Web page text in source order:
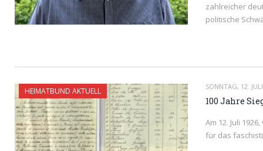
zahlreicher
politische
HEIMATBUND AKTUELL SONNTAG, 12.
100 Jahre
Am 12. Juli
für das